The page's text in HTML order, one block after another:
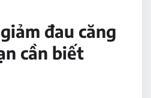
đau căng
cần biết